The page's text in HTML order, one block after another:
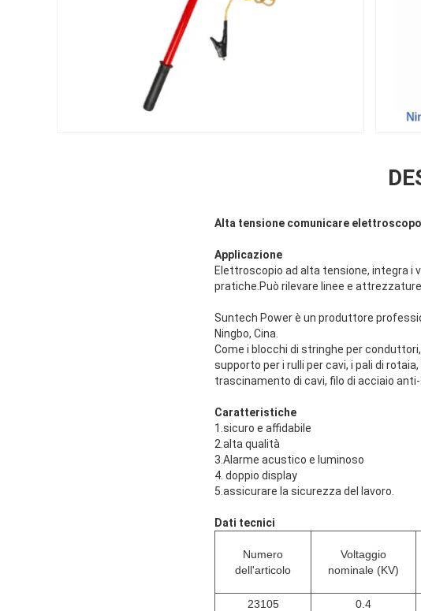
Alta tensione comunicare
Applicazione
Elettroscopio ad alta tensione, integra i
pratiche.Può rilevare linee e
Suntech Power è un produttore
Ningbo, Cina.
Come i blocchi di stringhe per
supporto per i rulli per cavi, i pali di
trascinamento di cavi, filo di acciaio
Caratteristiche
1.sicuro e affidabile
2.alta qualità
3.Alarme acustico e luminoso
4. doppio display
5.assicurare la sicurezza del lavoro.
Dati tecnici
Numero
dell'articolo
Voltaggio
nominale (KV)
23105 0.4